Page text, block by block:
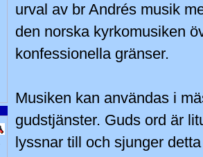
urval av br Andrés musik
den norska kyrkomusiken
konfessionella gränser.
Musiken kan användas i
gudstjänster. Guds ord är
lyssnar till och sjunger